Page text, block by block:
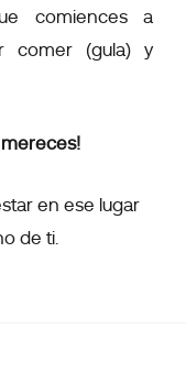
comiences a
comer (gula) y
en ese lugar
de ti.